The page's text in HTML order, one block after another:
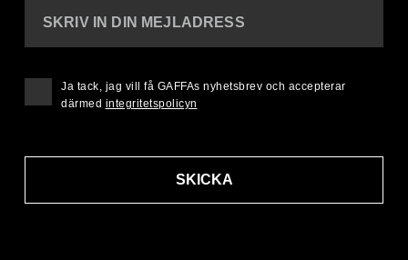
SKRIV IN DIN MEJLADRESS
SKICKA
Ja tack, jag vill få GAFFAs nyhetsbrev och accepterar
därmed integritetspolicyn